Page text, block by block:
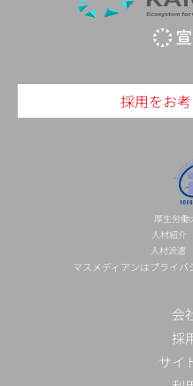
採用をお
厚生労働
人材紹介
人材派遣
マスメディアンはプライバ
会
採
サイ